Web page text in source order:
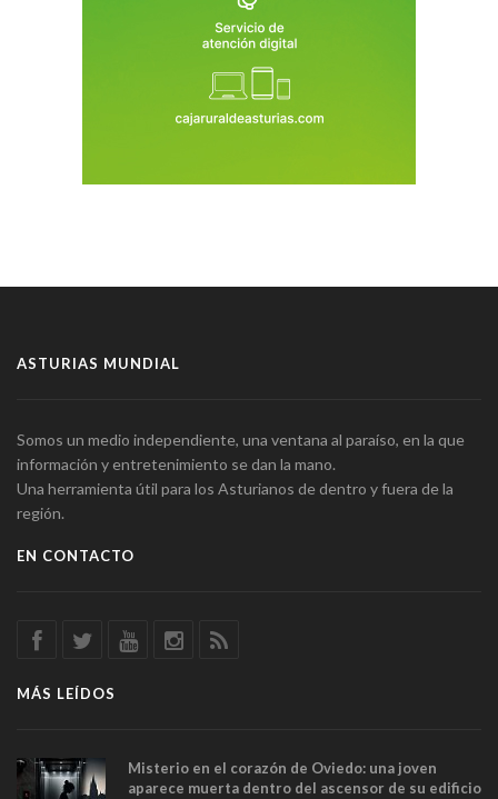
ASTURIAS MUNDIAL
Somos un medio independiente, una ventana al paraíso, en la que
información y entretenimiento se dan la mano.
Una herramienta útil para los Asturianos de dentro y fuera de la
región.
EN CONTACTO
MÁS LEÍDOS
Misterio en el corazón de Oviedo: una joven
aparece muerta dentro del ascensor de su edificio